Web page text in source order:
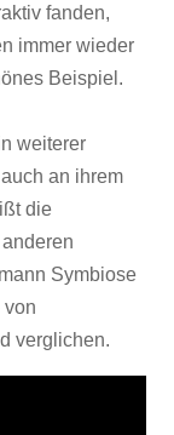
fanden,
immer wieder
Beispiel.
weiterer
an ihrem
die
Symbiose
von
verglichen.